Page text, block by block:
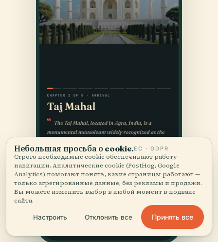
Небольшая просьба о cookie.ЕС · GDPR
Строго необходимые cookie обеспечивают работу
навигации. Аналитические cookie (PostHog, Google
Analytics) помогают понять, какие страницы работают —
только агрегированные данные, без рекламы и продажи.
Вы можете изменить выбор в любой момент в подвале
сайта.
Настроить Отклонить все Принять все